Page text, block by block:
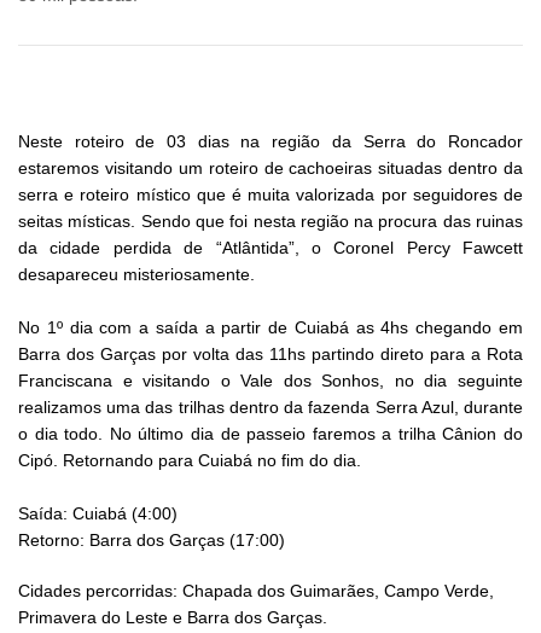
Neste roteiro de 03 dias na região da Serra do Roncador
estaremos visitando um roteiro de cachoeiras situadas dentro da
serra e roteiro místico que é muita valorizada por seguidores de
seitas místicas. Sendo que foi nesta região na procura das ruinas
da cidade perdida de “Atlântida”, o Coronel Percy Fawcett
desapareceu misteriosamente.
No 1º dia com a saída a partir de Cuiabá as 4hs chegando em
Barra dos Garças por volta das 11hs partindo direto para a Rota
Franciscana e visitando o Vale dos Sonhos, no dia seguinte
realizamos uma das trilhas dentro da fazenda Serra Azul, durante
o dia todo. No último dia de passeio faremos a trilha Cânion do
Cipó. Retornando para Cuiabá no fim do dia.
Saída: Cuiabá (4:00)
Retorno: Barra dos Garças (17:00)
Cidades percorridas: Chapada dos Guimarães, Campo Verde,
Primavera do Leste e Barra dos Garças.